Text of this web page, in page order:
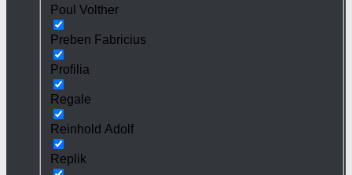
Poul Volther
Preben Fabricius
Profilia
Regale
Reinhold Adolf
Replik